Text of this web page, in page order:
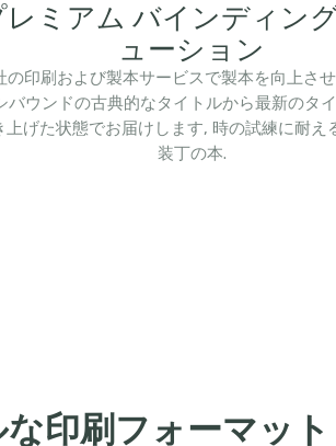
レミアム バインディン
ューション
の印刷および製本サービスで製本を向上さ
バウンドの古典的なタイトルから最新のタ
上げた状態でお届けします, 時の試練に耐え
装丁の本.
印刷フォーマッ